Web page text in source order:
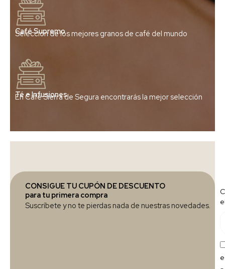
Café Supremo
Selección de los mejores granos de café del mundo
Té e Infusiones
En Café Sierra de Segura encontrarás la mejor selección
CONSIGUE TU CUPÓN DE DESCUENTO
para tu primera compra
Suscríbete y no te pierdas nada de nuestras novedades.